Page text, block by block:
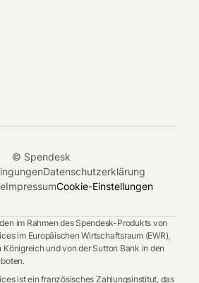
© Spendesk
Datenschutzerklärung
ImpressumCookie-Einstellungen
im Rahmen des Spendesk-Produkts von
im Europäischen Wirtschaftsraum (EWR),
und von der Sutton Bank in den
ist ein französisches Zahlungsinstitut, das